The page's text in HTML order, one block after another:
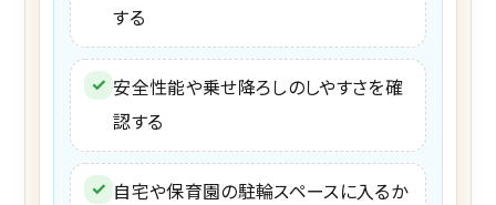
する
✓ 安全性能や乗せ降ろしのしやすさを確
認する
✓ 自宅や保育園の駐輪スペースに入るか